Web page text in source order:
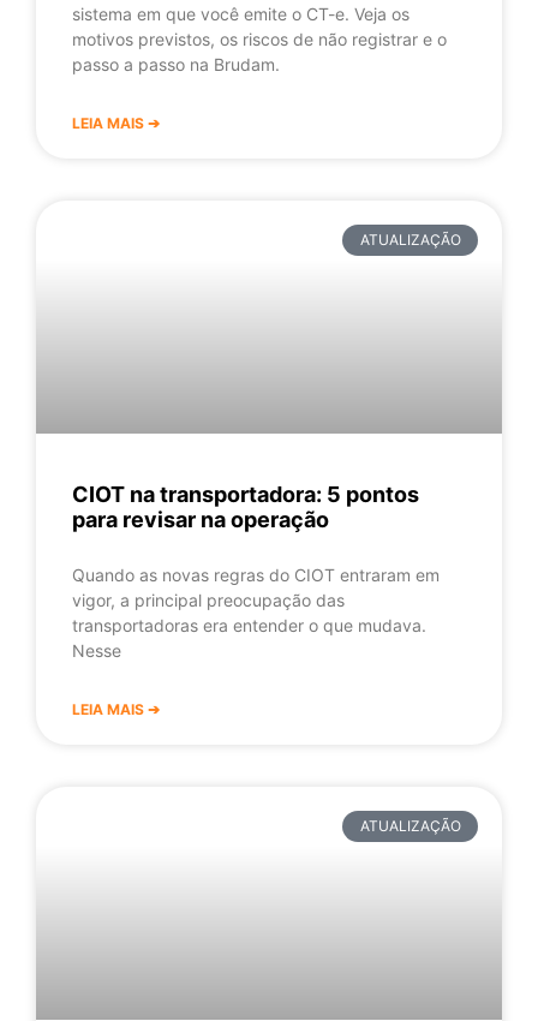
sistema em que você emite o CT-e. Veja os
motivos previstos, os riscos de não registrar e o
passo a passo na Brudam.
LEIA MAIS ➔
ATUALIZAÇÃO
CIOT na transportadora: 5 pontos
para revisar na operação
Quando as novas regras do CIOT entraram em
vigor, a principal preocupação das
transportadoras era entender o que mudava.
Nesse
LEIA MAIS ➔
ATUALIZAÇÃO